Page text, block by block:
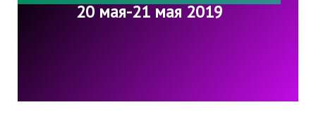
20 мая-21 мая 2019